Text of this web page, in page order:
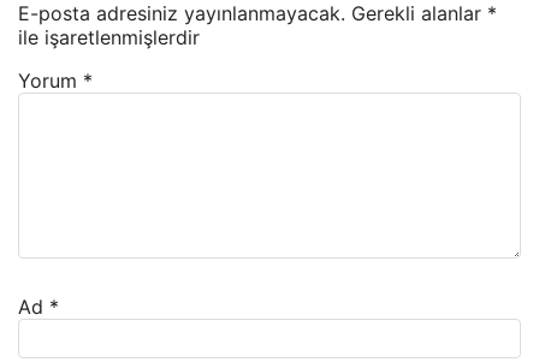
E-posta adresiniz yayınlanmayacak. Gerekli alanlar *
ile işaretlenmişlerdir
Yorum *
Ad *